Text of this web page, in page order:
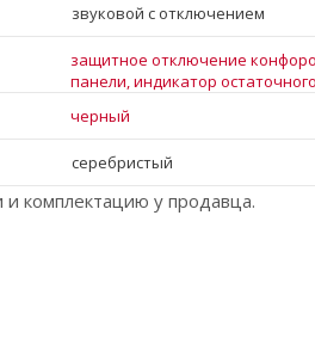
звуковой с отключением
защитное отключение
панели, индикатор
черный
серебристый
и комплектацию у продавца.